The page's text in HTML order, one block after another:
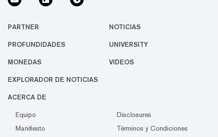
PARTNER NOTICIAS
PROFUNDIDADES UNIVERSITY
MONEDAS VIDEOS
EXPLORADOR DE NOTICIAS
ACERCA DE
Equipo
Disclosures
Manifiesto
Términos y Condiciones